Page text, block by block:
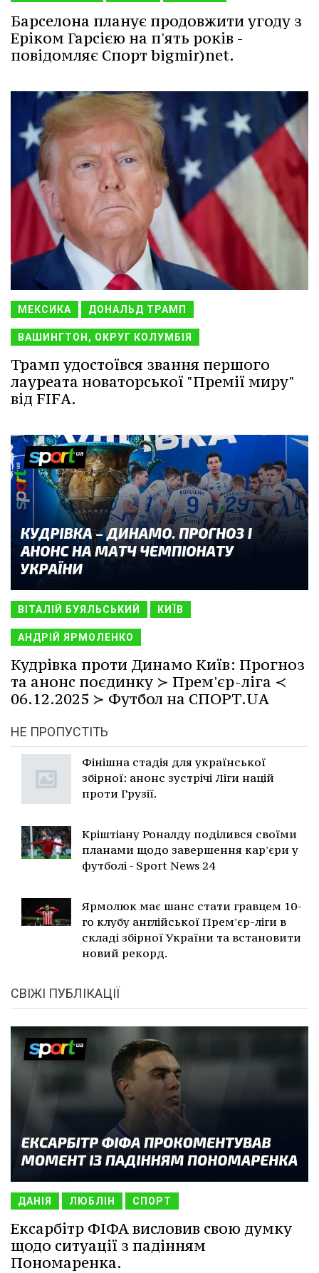
Барселона планує продовжити угоду з
Еріком Гарсією на п'ять років -
повідомляє Спорт bigmir)net.
МЕКСИКА ДОНАЛЬД ТРАМП
ВАШИНГТОН, ОКРУГ КОЛУМБІЯ
Трамп удостоївся звання першого
лауреата новаторської "Премії миру"
від FIFA.
ВІТАЛІЙ БУЯЛЬСЬКИЙ КИЇВ
АНДРІЙ ЯРМОЛЕНКО
Кудрівка проти Динамо Київ: Прогноз
та анонс поєдинку ≻ Прем'єр-ліга ≺
06.12.2025 ≻ Футбол на СПОРТ.UA
НЕ ПРОПУСТІТЬ
Фінішна стадія для української
збірної: анонс зустрічі Ліги націй
проти Грузії.
Кріштіану Роналду поділився своїми
планами щодо завершення кар'єри у
футболі - Sport News 24
Ярмолюк має шанс стати гравцем 10-
го клубу англійської Прем'єр-ліги в
складі збірної України та встановити
новий рекорд.
СВІЖІ ПУБЛІКАЦІЇ
ДАНІЯ ЛЮБЛІН СПОРТ
Ексарбітр ФІФА висловив свою думку
щодо ситуації з падінням
Пономаренка.